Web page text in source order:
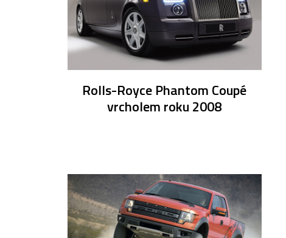
Rolls-Royce Phantom Coupé
vrcholem roku 2008